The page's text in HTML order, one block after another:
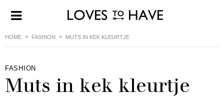
HOME FASHION MUTS IN KEK KLEURTJE
FASHION
Muts in kek kleurtje